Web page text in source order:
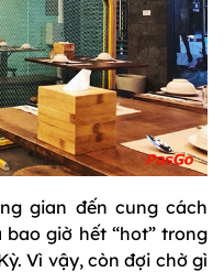
gian đến cung cách
giờ hết “hot” trong
Vì vậy, còn đợi chờ gì